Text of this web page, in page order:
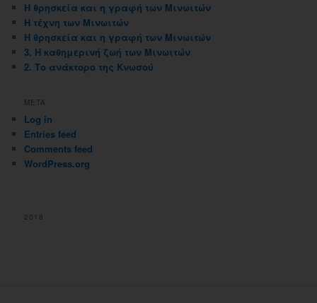
Η θρησκεία και η γραφή των Μινωιτών
Η τέχνη των Μινωιτών
Η θρησκεία και η γραφή των Μινωιτών
3. Η καθημερινή ζωή των Μινωιτών
2. Το ανάκτορο της Κνωσού
META
Log in
Entries feed
Comments feed
WordPress.org
2018